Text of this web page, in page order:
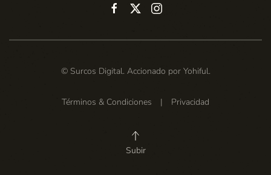
© Surcos Digital. Accionado por Yohiful.
Términos & Condiciones | Privacidad
Subir